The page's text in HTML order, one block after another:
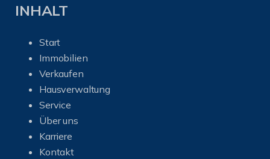
INHALT
Start
Immobilien
Verkaufen
Hausverwaltung
Service
Über uns
Karriere
Kontakt